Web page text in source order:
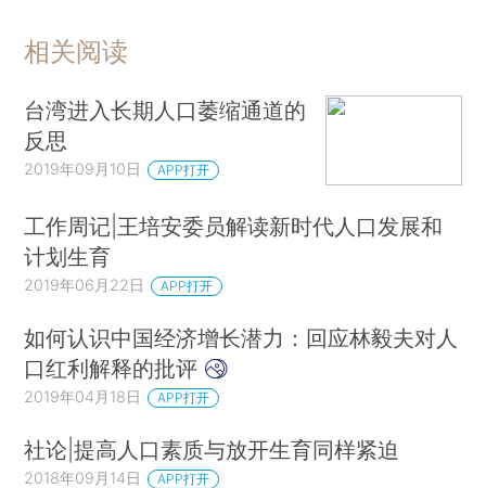
相关阅读
台湾进入长期人口萎缩通道的
反思
2019年09月10日 APP打开
工作周记|王培安委员解读新时代人口发展和
计划生育
2019年06月22日 APP打开
如何认识中国经济增长潜力：回应林毅夫对人
口红利解释的批评
2019年04月18日 APP打开
社论|提高人口素质与放开生育同样紧迫
2018年09月14日 APP打开